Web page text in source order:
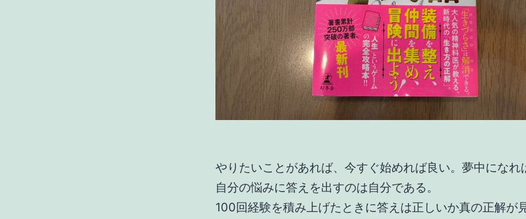
やりたいことがあれば、今すぐ始めれば良い。夢中になれ
自分の悩みに答えを出すのは自分である。
100回経験を積み上げたときに答えは正しいか真の正解が